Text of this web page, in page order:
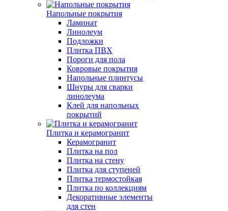
Напольные покрытия
Ламинат
Линолеум
Подложки
Плитка ПВХ
Пороги для пола
Ковровые покрытия
Напольные плинтусы
Шнуры для сварки
линолеума
Клей для напольных
покрытий
Плитка и керамогранит
Керамогранит
Плитка на пол
Плитка на стену
Плитка для ступеней
Плитка термостойкая
Плитка по коллекциям
Декоративные элементы
для стен